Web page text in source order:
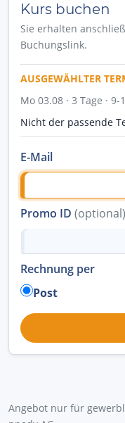
Kurs buchen
Sie erhalten
Buchungslink.
AUSGEWÄHLTER
Mo 03.08 · 3 Tage ·
Nicht der passende
E-Mail
Promo ID (optional)
Rechnung per
Post
Angebot nur für